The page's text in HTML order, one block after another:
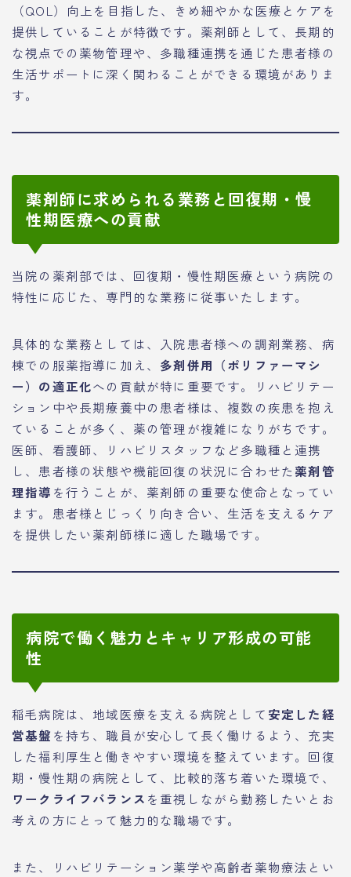
（QOL）向上を目指した、きめ細やかな医療とケアを
提供していることが特徴です。薬剤師として、長期的
な視点での薬物管理や、多職種連携を通じた患者様の
生活サポートに深く関わることができる環境がありま
す。
薬剤師に求められる業務と回復期・慢
性期医療への貢献
当院の薬剤部では、回復期・慢性期医療という病院の
特性に応じた、専門的な業務に従事いたします。
具体的な業務としては、入院患者様への調剤業務、病
棟での服薬指導に加え、 多剤併用（ポリファーマシ
ー）の適正化への貢献が特に重要です。リハビリテー
ション中や長期療養中の患者様は、複数の疾患を抱え
ていることが多く、薬の管理が複雑になりがちです。
医師、看護師、リハビリスタッフなど多職種と連携
し、患者様の状態や機能回復の状況に合わせた 薬剤管
理指導 を行うことが、薬剤師の重要な使命となってい
ます。患者様とじっくり向き合い、生活を支えるケア
を提供したい薬剤師様に適した職場です。
病院で働く魅力とキャリア形成の可能
性
稲毛病院は、地域医療を支える病院として 安定した経
営基盤 を持ち、職員が安心して長く働けるよう、充実
した福利厚生と働きやすい環境を整えています。回復
期・慢性期の病院として、比較的落ち着いた環境で、
ワークライフバランス を重視しながら勤務したいとお
考えの方にとって魅力的な職場です。
また、リハビリテーション薬学や高齢者薬物療法とい